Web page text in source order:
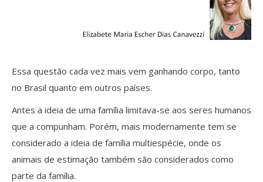
Essa questão cada vez mais vem ganhando corpo, tanto
no Brasil quanto em outros países.
Antes a ideia de uma família limitava-se aos seres humanos
que a compunham. Porém, mais modernamente tem se
considerado a ideia de família multiespécie, onde os
animais de estimação também são considerados como
parte da família.